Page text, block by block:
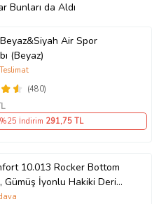
Bunları da Aldı
Air Spor
Ayakkabı (Beyaz)
(480)
İndirim 291,75 TL
10.013 Rocker Bottom
Gümüş İyonlu Hakiki Deri